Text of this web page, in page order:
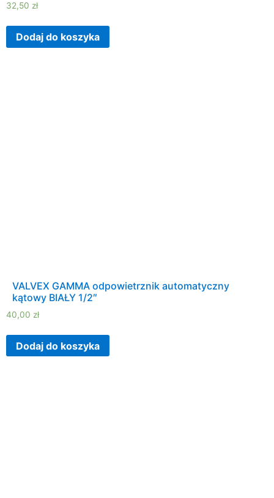
32,50 zł
Dodaj do koszyka
VALVEX GAMMA odpowietrznik automatyczny
kątowy BIAŁY 1/2″
40,00 zł
Dodaj do koszyka